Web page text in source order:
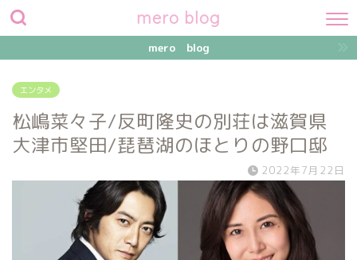
mero blog
mero blog
エンタメ
松嶋菜々子/反町隆史の別荘は滋賀県
大津市堅田/琵琶湖のほとりの野口邸
2022年7月22日